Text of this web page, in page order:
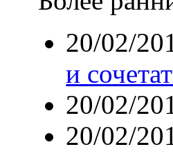
20/02/
и
20/02/
20/02/